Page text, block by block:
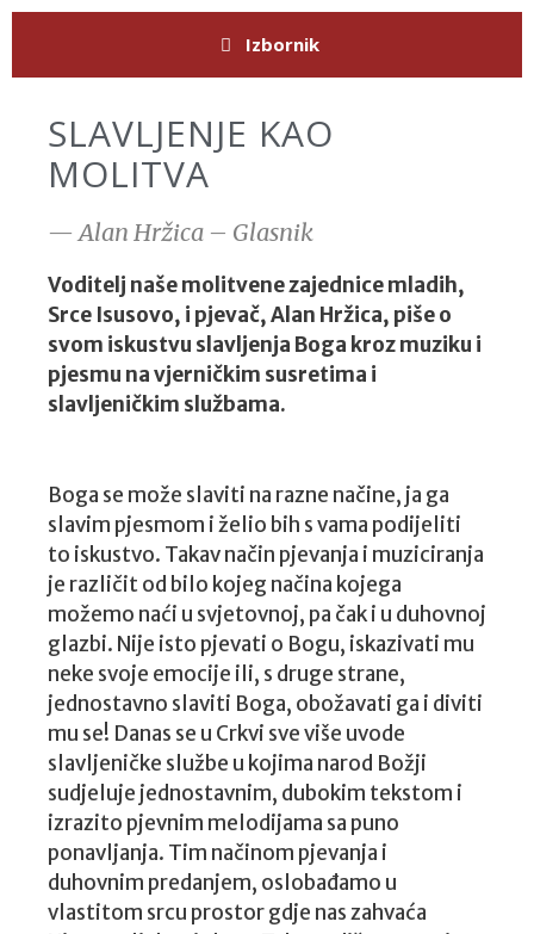
Izbornik
SLAVLJENJE KAO
MOLITVA
— Alan Hržica – Glasnik
Voditelj naše molitvene zajednice mladih,
Srce Isusovo, i pjevač, Alan Hržica, piše o
svom iskustvu slavljenja Boga kroz muziku i
pjesmu na vjerničkim susretima i
slavljeničkim službama.
Boga se može slaviti na razne načine, ja ga
slavim pjesmom i želio bih s vama podijeliti
to iskustvo. Takav način pjevanja i muziciranja
je različit od bilo kojeg načina kojega
možemo naći u svjetovnoj, pa čak i u duhovnoj
glazbi. Nije isto pjevati o Bogu, iskazivati mu
neke svoje emocije ili, s druge strane,
jednostavno slaviti Boga, obožavati ga i diviti
mu se! Danas se u Crkvi sve više uvode
slavljeničke službe u kojima narod Božji
sudjeluje jednostavnim, dubokim tekstom i
izrazito pjevnim melodijama sa puno
ponavljanja. Tim načinom pjevanja i
duhovnim predanjem, oslobađamo u
vlastitom srcu prostor gdje nas zahvaća